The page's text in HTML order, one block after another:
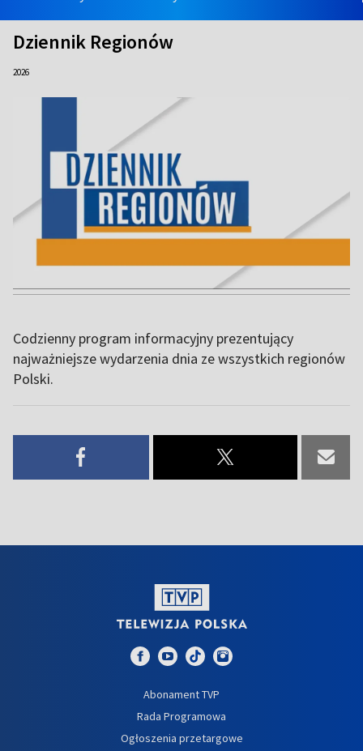
Dziennik Regionów
2026
Codzienny program informacyjny prezentujący
najważniejsze wydarzenia dnia ze wszystkich regionów
Polski.
Abonament TVP
Rada Programowa
Ogłoszenia przetargowe